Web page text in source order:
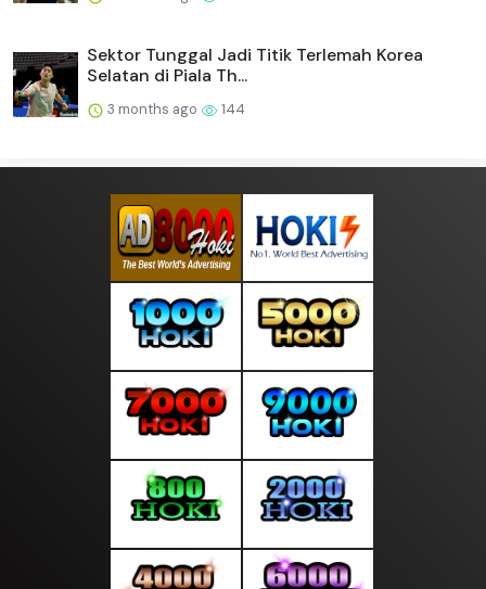
Sektor Tunggal Jadi Titik Terlemah Korea
Selatan di Piala Th...
3 months ago 144